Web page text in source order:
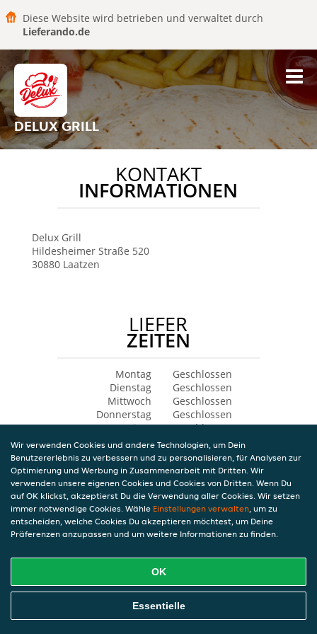
Diese Website wird betrieben und verwaltet durch
Lieferando.de
DELUX GRILL
KONTAKT
INFORMATIONEN
Delux Grill
Hildesheimer Straße 520
30880 Laatzen
LIEFER
ZEITEN
Montag
Geschlossen
Dienstag
Geschlossen
Mittwoch
Geschlossen
Donnerstag
Geschlossen
Freitag
Geschlossen
Samstag
Geschlossen
Sonntag
Geschlossen
Wir verwenden Cookies und andere Technologien, um Dein
Benutzererlebnis zu verbessern und zu personalisieren, für Analysen zur
Optimierung und Werbung in Zusammenarbeit mit Dritten. Wir
verwenden unsere eigenen Cookies und Cookies von Dritten. Wenn Du
auf OK klickst, akzeptierst Du die Verwendung aller Cookies. Wir setzen
immer notwendige Cookies. Wähle Einstellungen verwalten, um zu
entscheiden, welche Cookies Du akzeptieren möchtest, um Deine
Präferenzen anzupassen und um weitere Informationen zu finden.
OK
Essentielle